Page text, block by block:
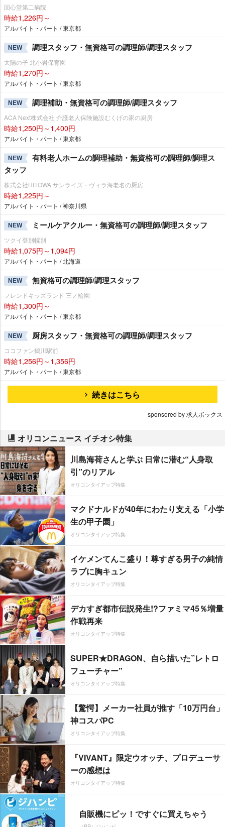
回心堂第二病院
時給1,226円～
アルバイト・パート / 東京都
NEW 調理スタッフ・無資格可の調理師/調理スタッフ
太陽の子 北小岩保育園
時給1,270円～
アルバイト・パート / 東京都
NEW 調理補助・無資格可の調理師/調理スタッフ
ACA Next株式会社 介護老人保険施設むくげの家の厨房
時給1,250円～1,400円
アルバイト・パート / 東京都
NEW
有料老人ホームの調理補助・無資格可の調理師/調理ス
タッフ
株式会社HITOWA サンライズ・ヴィラ海老名の厨房
時給1,225円～
アルバイト・パート / 神奈川県
NEW ミールケアクルー・無資格可の調理師/調理スタッフ
ツクイ登別幌別
時給1,075円～1,094円
アルバイト・パート / 北海道
NEW 無資格可の調理師/調理スタッフ
フレンドキッズランド 三ノ輪園
時給1,300円～
アルバイト・パート / 東京都
NEW 厨房スタッフ・無資格可の調理師/調理スタッフ
ココファン鶴川駅前
時給1,256円～1,356円
アルバイト・パート / 東京都
続きはこちら
sponsored by 求人ボックス
オリコンニュース イチオシ特集
川島海荷さんと学ぶ 日常に潜む“人身取
引”のリアル
オリコンタイアップ特集
マクドナルドが40年にわたり支える「小学
生の甲子園」
オリコンタイアップ特集
イケメンてんこ盛り！尊すぎる男子の純情
ラブに胸キュン
オリコンタイアップ特集
デカすぎ都市伝説発生!?ファミマ45％増量
作戦再来
オリコンタイアップ特集
SUPER★DRAGON、自ら描いた”レトロ
フューチャー”
オリコンタイアップ特集
【驚愕】メーカー社員が推す「10万円台」
神コスパPC
オリコンタイアップ特集
『VIVANT』限定ウオッチ、プロデューサ
ーの感想は
オリコンタイアップ特集
自販機にピッ！ですぐに買えちゃう